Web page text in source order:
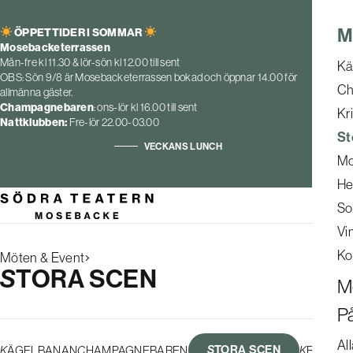
ÖPPETTIDER I SOMMAR
Mosebacketerrassen
Mån-fre kl 11.30 & lör-sön kl 12.00 till sent
OBS: Sön 9/8 är Mosebacketerrassen bokad och öppnar 14.00 för
allmänna gäster.
Champagnebaren: ons-lör kl 16.00 till sent
Nattklubben: Fre-lör 22.00-03.00
VECKANS LUNCH
Möten & Event
STORA SCEN
STORA SCEN